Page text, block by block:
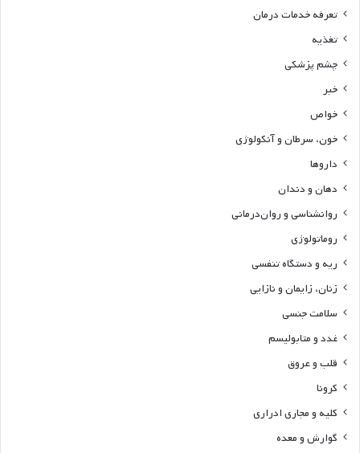
تعرفه خدمات درمان
تغذیه
چشم پزشکی
خبر
خواص
خون، سرطان و آنکولوژی
داروها
دهان و دندان
روانشناسی و روان‌درمانی
روماتولوژی
ریه و دستگاه تنفسی
زنان، زایمان و نازایی
سلامت جنسی
غدد و متابولیسم
قلب و عروق
کرونا
کلیه و مجاری ادراری
گوارش و معده